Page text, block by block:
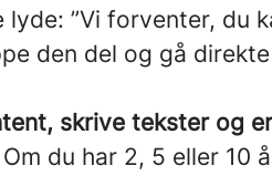
”Vi forventer, du
den del og gå
skrive tekster og
du har 2, 5 eller 10